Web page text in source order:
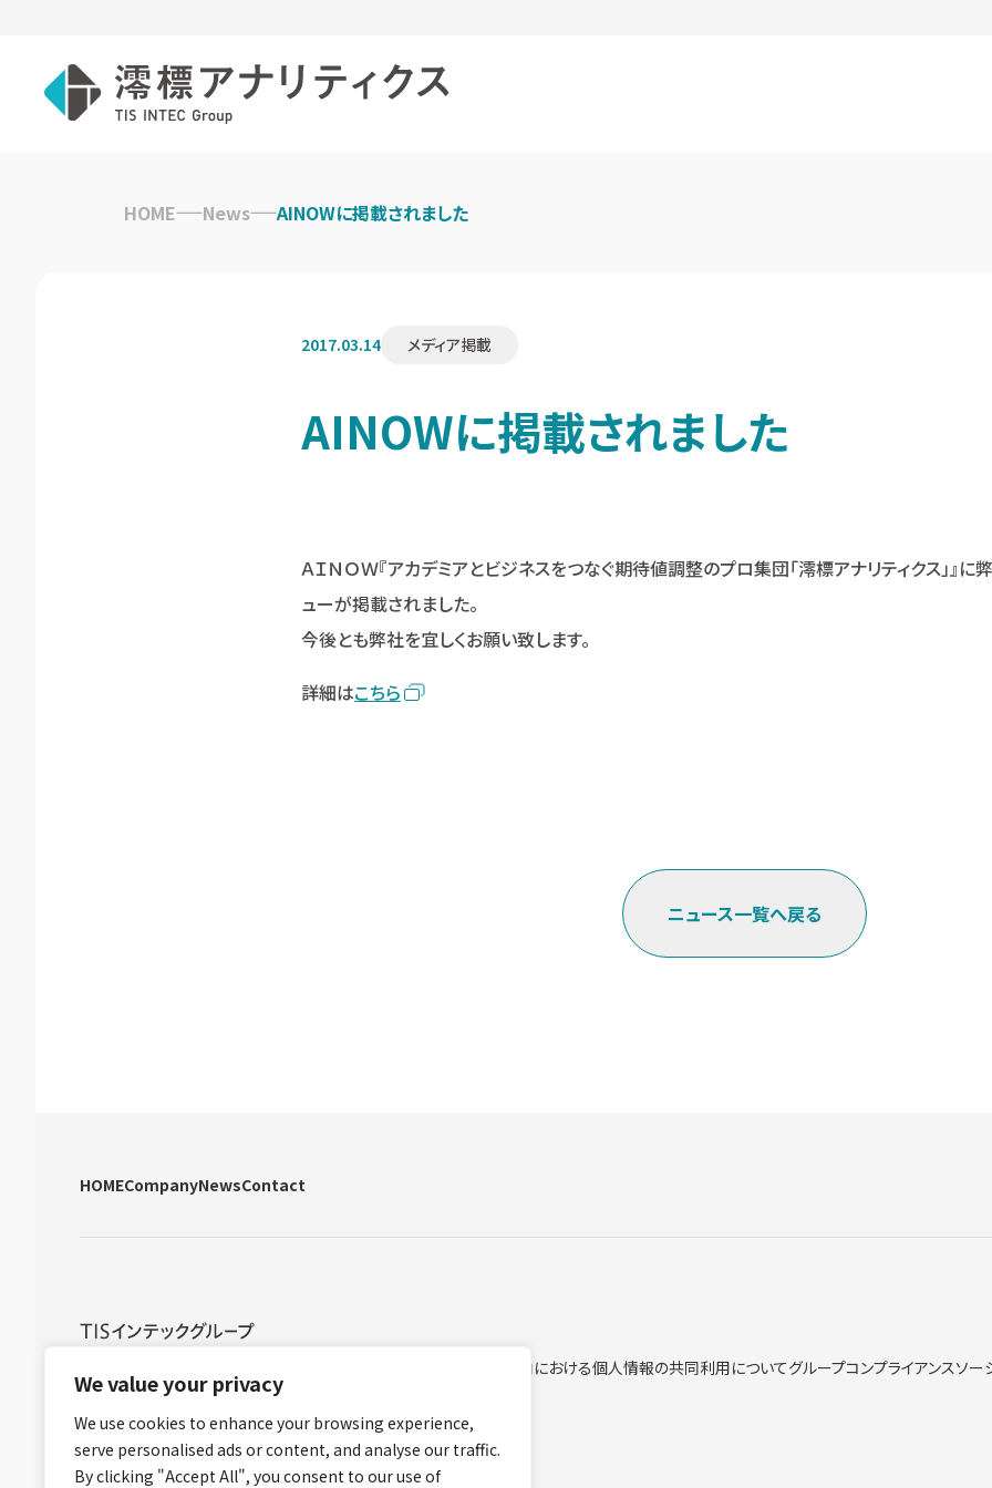
We value your privacy
We use cookies to enhance your browsing experience,
serve personalised ads or content, and analyse our traffic.
By clicking "Accept All", you consent to our use of
HOME News AINOWに掲載されました
2017.03.14 メディア掲載
AINOWに掲載されました
ＡＩＮＯＷ『アカデミアとビジネスをつなぐ期待値調整のプロ集団「澪標アナリティクス」』
ューが掲載されました。
今後とも弊社を宜しくお願い致します。
詳細はこちら
ニュース一覧へ戻る
HOMECompanyNewsContact
グループ内における個人情報の共同利用についてグループコンプライアンスソー